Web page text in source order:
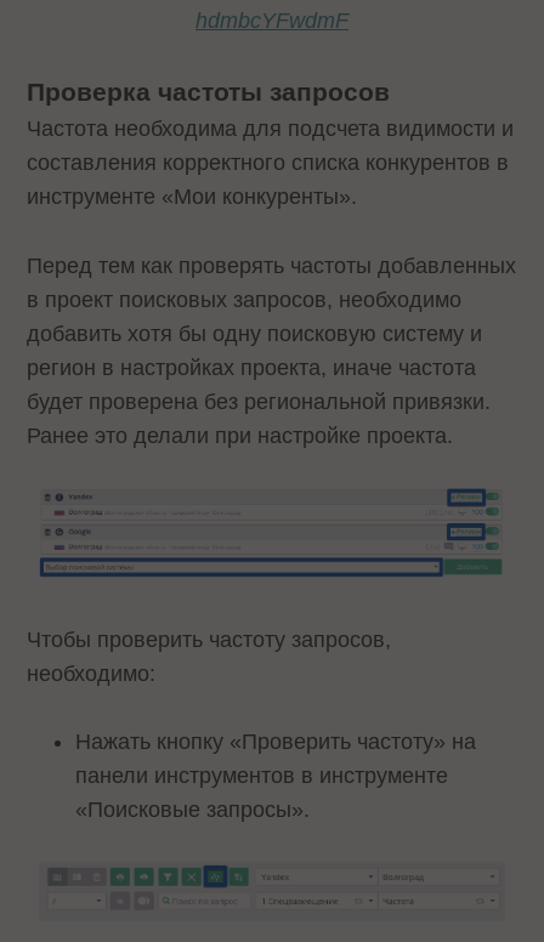
hdmbcYFwdmF
Проверка частоты запросов
Частота необходима для подсчета видимости и
составления корректного списка конкурентов в
инструменте «Мои конкуренты».
Перед тем как проверять частоты добавленных
в проект поисковых запросов, необходимо
добавить хотя бы одну поисковую систему и
регион в настройках проекта, иначе частота
будет проверена без региональной привязки.
Ранее это делали при настройке проекта.
Чтобы проверить частоту запросов,
необходимо:
Нажать кнопку «Проверить частоту» на
панели инструментов в инструменте
«Поисковые запросы».